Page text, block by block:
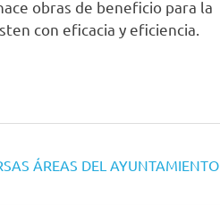
obras de beneficio para la
con eficacia y eficiencia.
ÁREAS DEL AYUNTAMIENTO